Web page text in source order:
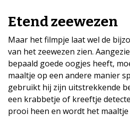
Etend zeewezen
Maar het filmpje laat wel de
van het zeewezen zien.
bepaald goede oogjes heeft,
maaltje op een andere manier
gebruikt hij zijn uitstrekkende
een krabbetje of kreeftje
prooi heen en wordt het